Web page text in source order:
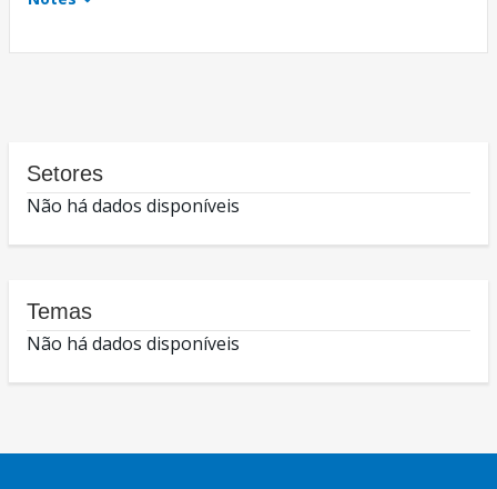
Setores
Não há dados disponíveis
Temas
Não há dados disponíveis